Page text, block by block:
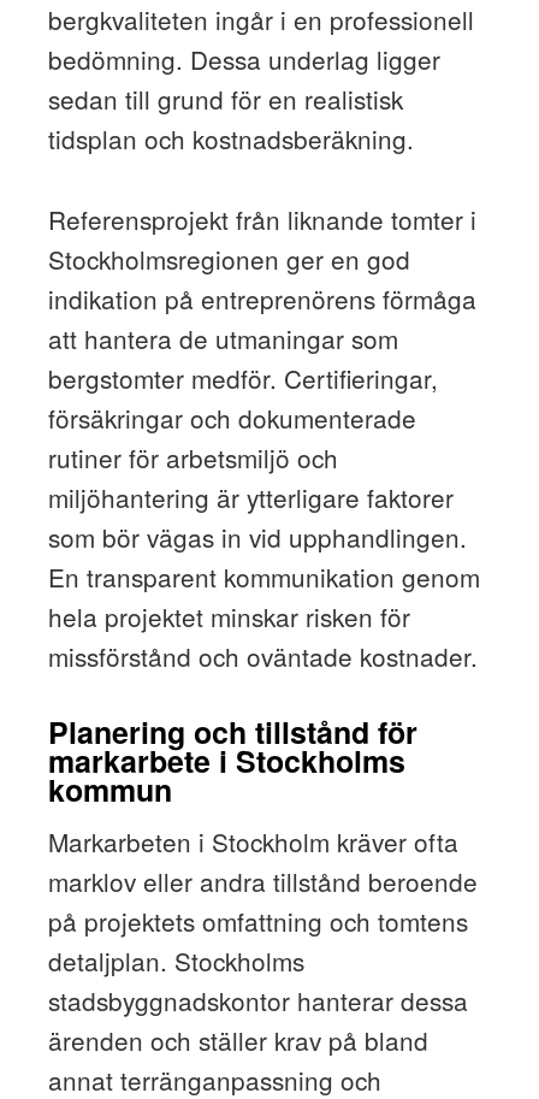
bergkvaliteten ingår i en professionell
bedömning. Dessa underlag ligger
sedan till grund för en realistisk
tidsplan och kostnadsberäkning.
Referensprojekt från liknande tomter i
Stockholmsregionen ger en god
indikation på entreprenörens förmåga
att hantera de utmaningar som
bergstomter medför. Certifieringar,
försäkringar och dokumenterade
rutiner för arbetsmiljö och
miljöhantering är ytterligare faktorer
som bör vägas in vid upphandlingen.
En transparent kommunikation genom
hela projektet minskar risken för
missförstånd och oväntade kostnader.
Planering och tillstånd för
markarbete i Stockholms
kommun
Markarbeten i Stockholm kräver ofta
marklov eller andra tillstånd beroende
på projektets omfattning och tomtens
detaljplan. Stockholms
stadsbyggnadskontor hanterar dessa
ärenden och ställer krav på bland
annat terränganpassning och